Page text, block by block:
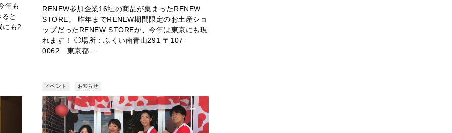
年も
と
にも2
RENEW参加企業16社の商品が集まったRENEW
STORE。 昨年までRENEW期間限定のお土産ショ
ップだったRENEW STOREが、今年は東京にも現
れます！ ◯場所：ふくい南青山291 〒107-
0062 東京都…
イベント お知らせ